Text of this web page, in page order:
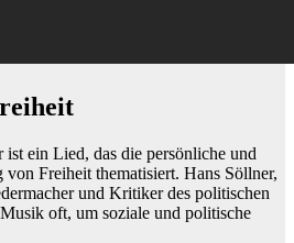
ein Lied, das die persönliche und
von Freiheit thematisiert. Hans Söllner,
und Kritiker des politischen
oft, um soziale und politische